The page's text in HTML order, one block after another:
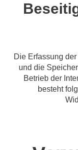
Die Erfassung
und die
Betrieb der
besteht